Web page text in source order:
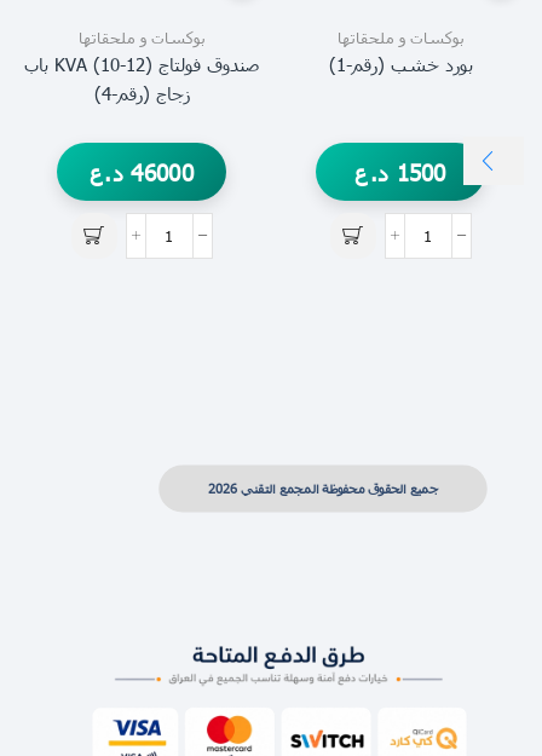
بوكسات و ملحقاتها
بورد خشب (رقم-1)
1500 د.ع
بوكسات و ملحقاتها
صندوق فولتاج KVA (10-12) باب
زجاج (رقم-4)
46000 د.ع
جميع الحقوق محفوظة المجمع التقني 2026